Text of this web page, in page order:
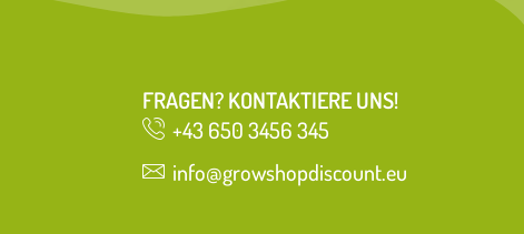
FRAGEN? KONTAKTIERE UNS!
+43 650 3456 345
info@growshopdiscount.eu